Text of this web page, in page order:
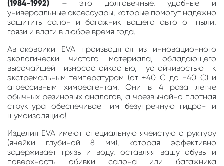
(1984-1992) – это долговечные, удобные и
универсальные аксессуары, которые помогут надежно
защитить салон и багажник вашего авто от пыли,
грязи и влаги в любое время года.
Автоковрики EVA производятся из инновационного
экологически чистого материала, обладающего
высочайшей износостойкостью, устойчивостью к
экстремальным температурам (от +40 С до -40 С) и
агрессивным химреагентам. Они в 4 раза легче
обычных резиновых аналогов, а чрезвычайно плотная
структура обеспечивает им безупречную гидро- и
шумоизоляцию!
Изделия EVA имеют специальную ячеистую структуру
(ячейки глубиной 8 мм), которая эффективно
задерживает грязь и воду, оставляя вашу обувь и
поверхность обивки салона или багажника